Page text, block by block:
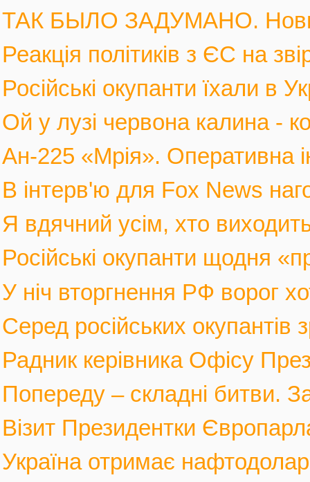
ТАК БЫЛО ЗАДУМАНО.
Реакція політиків з ЄС на
Російські окупанти їхали в
Ой у лузі червона калина -
Ан-225 «Мрія». Оперативна
В інтерв'ю для Fox News
Я вдячний усім, хто
Російські окупанти щодня
У ніч вторгнення РФ ворог
Серед російських
Радник керівника Офісу
Попереду – складні битви.
Візит Президентки
Україна отримає